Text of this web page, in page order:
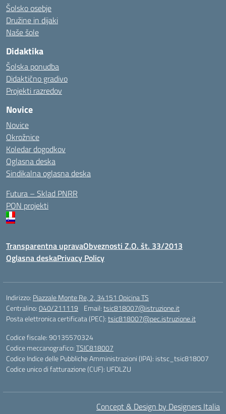
Šolsko osebje
Družine in dijaki
Naše šole
Didaktika
Šolska ponudba
Didaktično gradivo
Projekti razredov
Novice
Novice
Okrožnice
Koledar dogodkov
Oglasna deska
Sindikalna oglasna deska
Futura – Sklad PNRR
PON projekti
Transparentna upravaObveznosti Z.O. št. 33/2013
Oglasna deskaPrivacy Policy
Indirizzo: Piazzale Monte Re, 2, 34151 Opicina TS
Centralino:040/211119 Email:tsic818007@istruzione.it
Posta elettronica certificata (PEC):tsic818007@pec.istruzione.it
Codice fiscale: 90135570324
Codice meccanografico:TSIC818007
Codice Indice delle Pubbliche Amministrazioni (IPA): istsc_tsic818007
Codice unico di fatturazione (CUF): UFDLZU
Concept & Design by Designers Italia